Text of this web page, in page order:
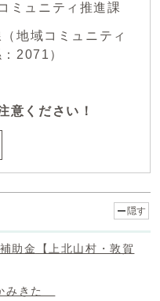
ミュニティ推進課
地域コミュニティ
2071）
意ください！
隠す
助金【上北山村・敦賀
みきた